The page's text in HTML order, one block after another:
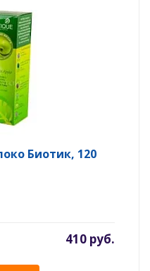
Биотик, 120
410 руб.